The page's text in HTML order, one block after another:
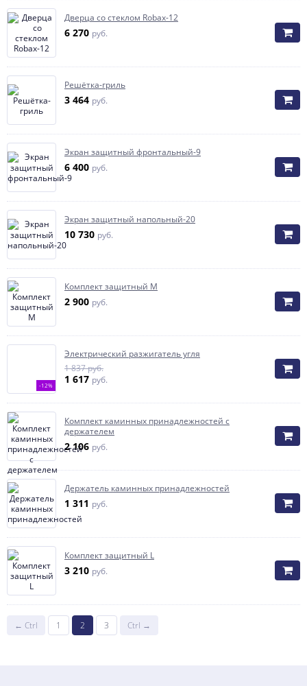
Дверца со стеклом Robax-12
6 270 руб.
Решётка-гриль
3 464 руб.
Экран защитный фронтальный-9
6 400 руб.
Экран защитный напольный-20
10 730 руб.
Комплект защитный M
2 900 руб.
-12%
Электрический разжигатель угля
1 837 руб.
1 617 руб.
Комплект каминных принадлежностей с
держателем
2 106 руб.
Держатель каминных принадлежностей
1 311 руб.
Комплект защитный L
3 210 руб.
← Ctrl 1 2 3 Ctrl →